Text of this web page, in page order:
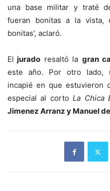
una base militar y traté
fueran bonitas a la vista,
bonitas’, aclaró.
El jurado resaltó la gran
este año. Por otro lado,
incapié en que estuvieron
especial al corto La Chica
Jimenez Arranz y Manuel